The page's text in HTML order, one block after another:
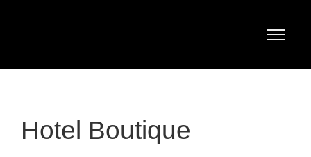
Hotel Boutique